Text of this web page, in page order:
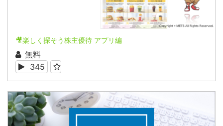
🎥楽しく探そう株主優待 アプリ編
無料
345